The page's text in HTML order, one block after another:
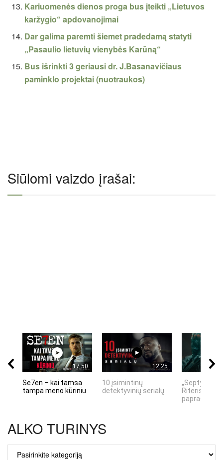
Kariuomenės dienos proga bus įteikti „Lietuvos
karžygio“ apdovanojimai
Dar galima paremti šiemet pradedamą statyti
„Pasaulio lietuvių vienybės Karūną“
Bus išrinkti 3 geriausi dr. J.Basanavičiaus
paminklo projektai (nuotraukos)
Siūlomi vaizdo įrašai:
17:50
Se7en – kai tamsa
tampa meno kūriniu
12:25
10 įsimintinų
detektyvinių serialų
„Septynių
Riteris" – kai
ALKO TURINYS
ALKO